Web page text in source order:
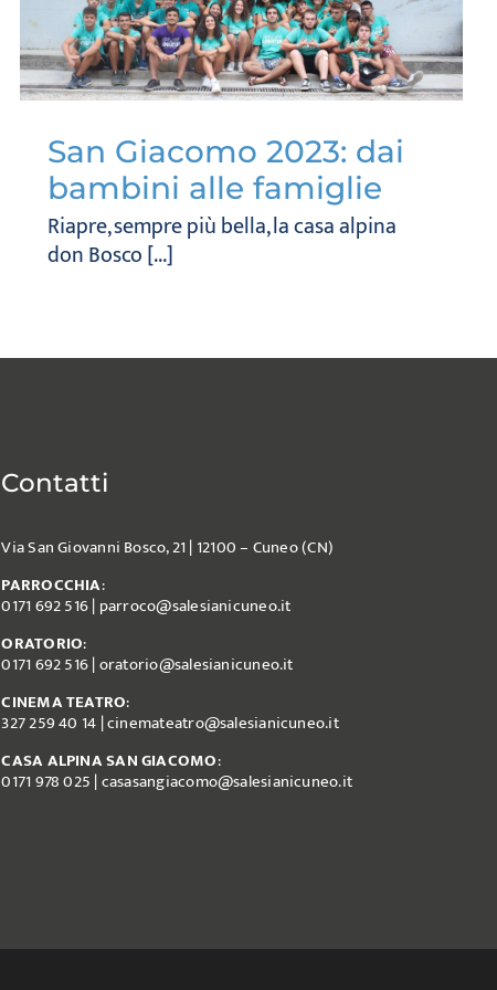
San Giacomo 2023: dai
bambini alle famiglie
Riapre, sempre più bella, la casa alpina
don Bosco [...]
Contatti
Via San Giovanni Bosco, 21 | 12100 – Cuneo (CN)
PARROCCHIA:
0171 692 516| parroco@salesianicuneo.it
ORATORIO:
0171 692 516|oratorio@salesianicuneo.it
CINEMA TEATRO:
327 259 40 14 |cinemateatro@salesianicuneo.it
CASA ALPINA SAN GIACOMO:
0171 978 025 |casasangiacomo@salesianicuneo.it